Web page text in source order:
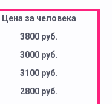
Цена за человека
3800 руб.
3000 руб.
3100 руб.
2800 руб.